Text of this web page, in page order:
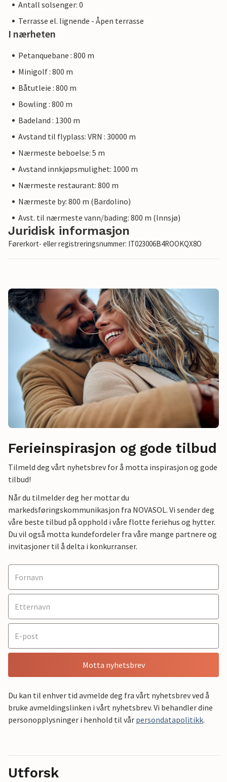
Antall solsenger: 0
Terrasse el. lignende - Åpen terrasse
I nærheten
Petanquebane : 800 m
Minigolf : 800 m
Båtutleie : 800 m
Bowling : 800 m
Badeland : 1300 m
Avstand til flyplass: VRN : 30000 m
Nærmeste beboelse: 5 m
Avstand innkjøpsmulighet: 1000 m
Nærmeste restaurant: 800 m
Nærmeste by: 800 m (Bardolino)
Avst. til nærmeste vann/bading: 800 m (Innsjø)
Juridisk informasjon
Førerkort- eller registreringsnummer: IT023006B4ROOKQX8O
Ferieinspirasjon og gode tilbud
Tilmeld deg vårt nyhetsbrev for å motta inspirasjon og gode
tilbud!
Når du tilmelder deg her mottar du
markedsføringskommunikasjon fra NOVASOL. Vi sender deg
våre beste tilbud på opphold i våre flotte feriehus og hytter.
Du vil også motta kundefordeler fra våre mange partnere og
invitasjoner til å delta i konkurranser.
Motta nyhetsbrev
Du kan til enhver tid avmelde deg fra vårt nyhetsbrev ved å
bruke avmeldingslinken i vårt nyhetsbrev. Vi behandler dine
personopplysninger i henhold til vår persondatapolitikk.
Utforsk